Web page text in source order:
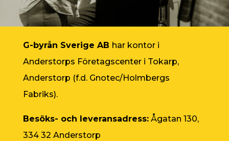
G-byrån Sverige AB har kontor i
Anderstorps Företagscenter i Tokarp,
Anderstorp (f.d. Gnotec/Holmbergs
Fabriks).
Besöks- och leveransadress:Ågatan 130,
334 32 Anderstorp